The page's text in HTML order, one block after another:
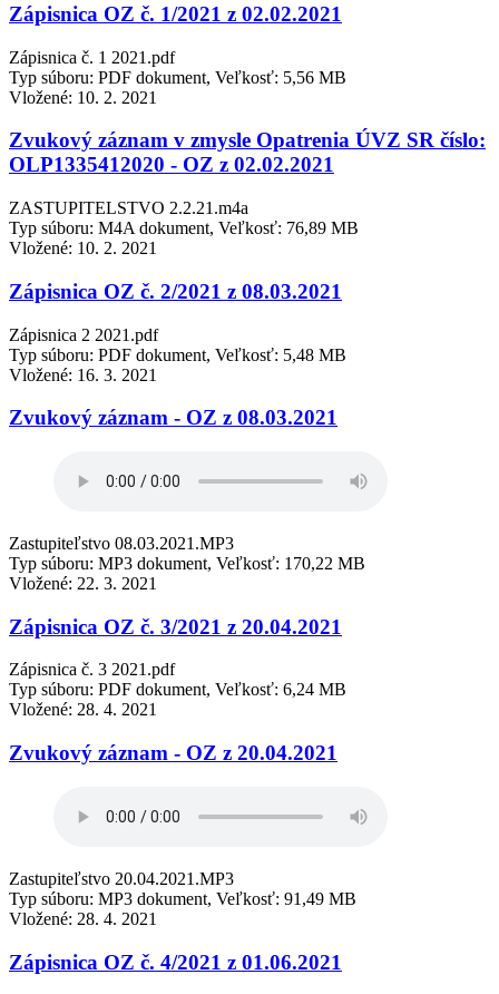
Zápisnica OZ č. 1/2021 z 02.02.2021
Zápisnica č. 1 2021.pdf
Typ súboru: PDF dokument, Veľkosť: 5,56 MB
Vložené: 10. 2. 2021
Zvukový záznam v zmysle Opatrenia ÚVZ SR číslo:
OLP1335412020 - OZ z 02.02.2021
ZASTUPITELSTVO 2.2.21.m4a
Typ súboru: M4A dokument, Veľkosť: 76,89 MB
Vložené: 10. 2. 2021
Zápisnica OZ č. 2/2021 z 08.03.2021
Zápisnica 2 2021.pdf
Typ súboru: PDF dokument, Veľkosť: 5,48 MB
Vložené: 16. 3. 2021
Zvukový záznam - OZ z 08.03.2021
Zastupiteľstvo 08.03.2021.MP3
Typ súboru: MP3 dokument, Veľkosť: 170,22 MB
Vložené: 22. 3. 2021
Zápisnica OZ č. 3/2021 z 20.04.2021
Zápisnica č. 3 2021.pdf
Typ súboru: PDF dokument, Veľkosť: 6,24 MB
Vložené: 28. 4. 2021
Zvukový záznam - OZ z 20.04.2021
Zastupiteľstvo 20.04.2021.MP3
Typ súboru: MP3 dokument, Veľkosť: 91,49 MB
Vložené: 28. 4. 2021
Zápisnica OZ č. 4/2021 z 01.06.2021